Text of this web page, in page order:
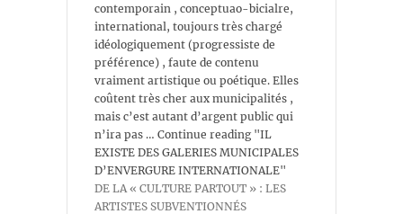
contemporain , conceptuao-bicialre,
international, toujours très chargé
idéologiquement (progressiste de
préférence) , faute de contenu
vraiment artistique ou poétique. Elles
coûtent très cher aux municipalités ,
mais c’est autant d’argent public qui
n’ira pas … Continue reading "IL
EXISTE DES GALERIES MUNICIPALES
D’ENVERGURE INTERNATIONALE"
DE LA « CULTURE PARTOUT » : LES
ARTISTES SUBVENTIONNÉS